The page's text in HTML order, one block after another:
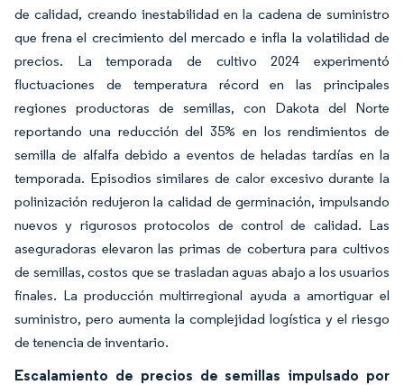
de calidad, creando inestabilidad en la cadena de suministro
que frena el crecimiento del mercado e infla la volatilidad de
precios. La temporada de cultivo 2024 experimentó
fluctuaciones de temperatura récord en las principales
regiones productoras de semillas, con Dakota del Norte
reportando una reducción del 35% en los rendimientos de
semilla de alfalfa debido a eventos de heladas tardías en la
temporada. Episodios similares de calor excesivo durante la
polinización redujeron la calidad de germinación, impulsando
nuevos y rigurosos protocolos de control de calidad. Las
aseguradoras elevaron las primas de cobertura para cultivos
de semillas, costos que se trasladan aguas abajo a los usuarios
finales. La producción multirregional ayuda a amortiguar el
suministro, pero aumenta la complejidad logística y el riesgo
de tenencia de inventario.
Escalamiento de precios de semillas impulsado por